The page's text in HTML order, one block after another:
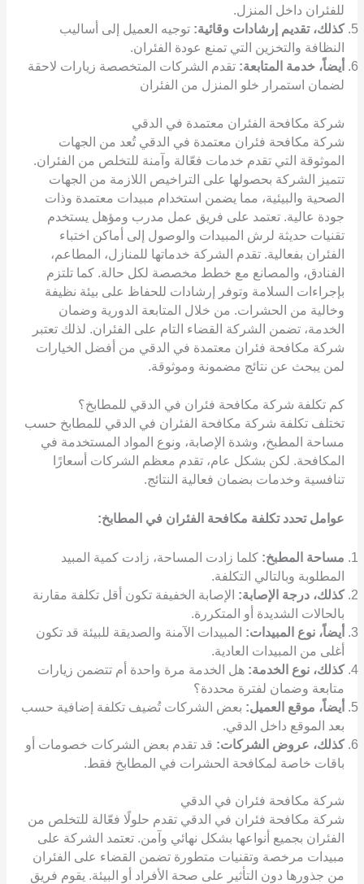
للفئران داخل المنزل.
كذلك، تقديم إرشادات وقائية: توجيه العميل إلى أساليب
النظافة والتخزين التي تمنع عودة الفئران.
أيضاً، خدمة المتابعة: تقدم الشركات المتخصصة زيارات لاحقة
لضمان استمرار خلو المنزل من الفئران
شركة مكافحة الفئران معتمدة في الدقي
شركة مكافحة فئران معتمدة في الدقي تُعد من الجهات
الموثوقة التي تقدم خدمات فعّالة وآمنة للتخلص من الفئران.
تتميز الشركة بحصولها على التراخيص اللازمة من الجهات
الصحية والبيئية، مما يضمن استخدام مبيدات معتمدة وذات
جودة عالية. تعتمد على فريق عمل مدرب ومؤهل يستخدم
تقنيات حديثة لرش المبيدات والوصول إلى أماكن اختباء
الفئران بفعالية. تقدم الشركة خدماتها للمنازل، المطاعم،
الفنادق، والمصانع مع خطط مخصصة لكل حالة. كما تلتزم
بإجراءات السلامة وتوفر إرشادات للحفاظ على بيئة نظيفة
وخالية من الحشرات. من خلال المتابعة الدورية وضمان
الخدمة، تضمن الشركة القضاء التام على الفئران. لذلك تعتبر
شركة مكافحة فئران معتمدة في الدقي من أفضل الخيارات
لمن يبحث عن نتائج مضمونة وموثوقة.
كم تكلفة شركة مكافحة فئران في الدقي للمطابخ؟
تختلف تكلفة شركة مكافحة الفئران في الدقي للمطابخ حسب
مساحة المطبخ، وشدة الإصابة، ونوع المواد المستخدمة في
المكافحة. لكن بشكل عام، تقدم معظم الشركات أسعارًا
تنافسية وخدمات بضمان فعالية النتائج.
عوامل تحدد تكلفة مكافحة الفئران في المطابخ:
مساحة المطبخ: كلما زادت المساحة، زادت كمية المبيد
المطلوبة وبالتالي التكلفة.
كذلك، درجة الإصابة: الإصابة الخفيفة تكون أقل تكلفة مقارنة
بالحالات الشديدة أو المتكررة.
أيضاً، نوع المبيدات: المبيدات الآمنة والصديقة للبيئة قد تكون
أغلى من المبيدات العادية.
كذلك، نوع الخدمة: هل الخدمة مرة واحدة أم تتضمن زيارات
متابعة وضمان لفترة محددة؟
أيضاً، موقع العميل: بعض الشركات تُضيف تكلفة إضافية حسب
بعد الموقع داخل الدقي.
كذلك، عروض الشركات: قد تقدم بعض الشركات خصومات أو
باقات خاصة لمكافحة الحشرات في المطابخ فقط.
شركة مكافحة فئران في الدقي
شركة مكافحة فئران في الدقي تقدم حلولًا فعّالة للتخلص من
الفئران بجميع أنواعها بشكل نهائي وآمن. تعتمد الشركة على
مبيدات مرخصة وتقنيات متطورة تضمن القضاء على الفئران
من جذورها دون التأثير على صحة الأفراد أو البيئة. يقوم فريق